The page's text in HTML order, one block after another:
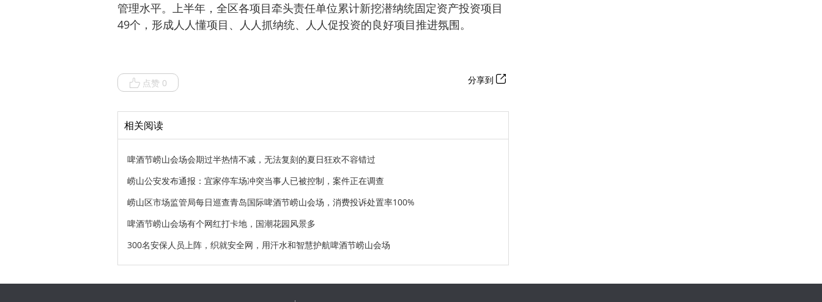
管理水平。上半年，全区各项目牵头责任单位累计新挖潜纳统固定资产投资项目
49个，形成人人懂项目、人人抓纳统、人人促投资的良好项目推进氛围。
点赞 0 分享到
相关阅读
啤酒节崂山会场会期过半热情不减，无法复刻的夏日狂欢不容错过
崂山公安发布通报：宜家停车场冲突当事人已被控制，案件正在调查
崂山区市场监管局每日巡查青岛国际啤酒节崂山会场，消费投诉处置率100%
啤酒节崂山会场有个网红打卡地，国潮花园风景多
300名安保人员上阵，织就安全网，用汗水和智慧护航啤酒节崂山会场